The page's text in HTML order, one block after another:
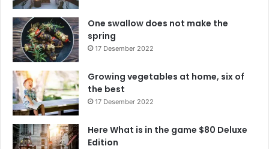
One swallow does not make the
spring
17 Desember 2022
Growing vegetables at home, six of
the best
17 Desember 2022
Here What is in the game $80 Deluxe
Edition